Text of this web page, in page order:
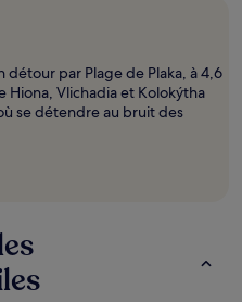
détour par Plage de Plaka, à 4,6
Hiona, Vlichadia et Kolokýtha
se détendre au bruit des